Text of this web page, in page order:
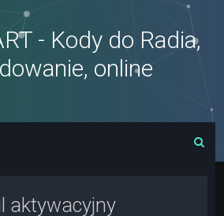
- Kody do Radia,
online
aktywacyjny